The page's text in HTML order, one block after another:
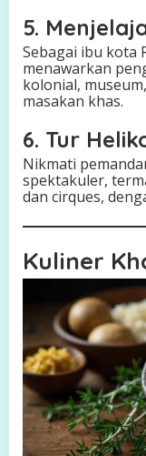
5.
Sebagai ibu kota
menawarkan
kolonial,
masakan khas.
6. Tur
Nikmati
spektakuler,
dan cirques,
Kuliner